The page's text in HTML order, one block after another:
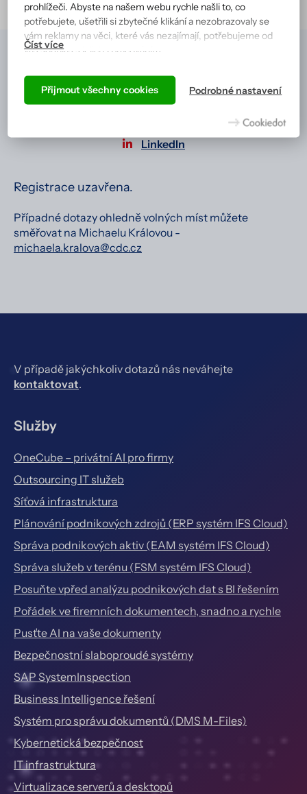
Přihláška
Facebook
LinkedIn
Registrace uzavřena.
Případné dotazy ohledně volných míst můžete
směřovat na Michaelu Královou -
michaela.kralova@cdc.cz
V případě jakýchkoliv dotazů nás neváhejte
kontaktovat.
Služby
OneCube – privátní AI pro firmy
Outsourcing IT služeb
Síťová infrastruktura
Plánování podnikových zdrojů (ERP systém IFS Cloud)
Správa podnikových aktiv (EAM systém IFS Cloud)
Správa služeb v terénu (FSM systém IFS Cloud)
Posuňte vpřed analýzu podnikových dat s BI řešením
Pořádek ve firemních dokumentech, snadno a rychle
Pusťte AI na vaše dokumenty
Bezpečnostní slaboproudé systémy
SAP SystemInspection
Business Intelligence řešení
Systém pro správu dokumentů (DMS M-Files)
Kybernetická bezpečnost
IT infrastruktura
Virtualizace serverů a desktopů
prohlížeči. Abyste na našem webu rychle našli to, co
potřebujete, ušetřili si zbytečné klikání a nezobrazovaly se
vám reklamy na věci, které vás nezajímají, potřebujeme od
vás souhlas s jejich zpracováním.
Podle cookies vás náš web totiž pozná a zobrazí se vám tak,
jak jste zvyklí, a hlavně tak, aby všechno správně fungovalo.
Přijmout všechny cookies Podrobné nastavení